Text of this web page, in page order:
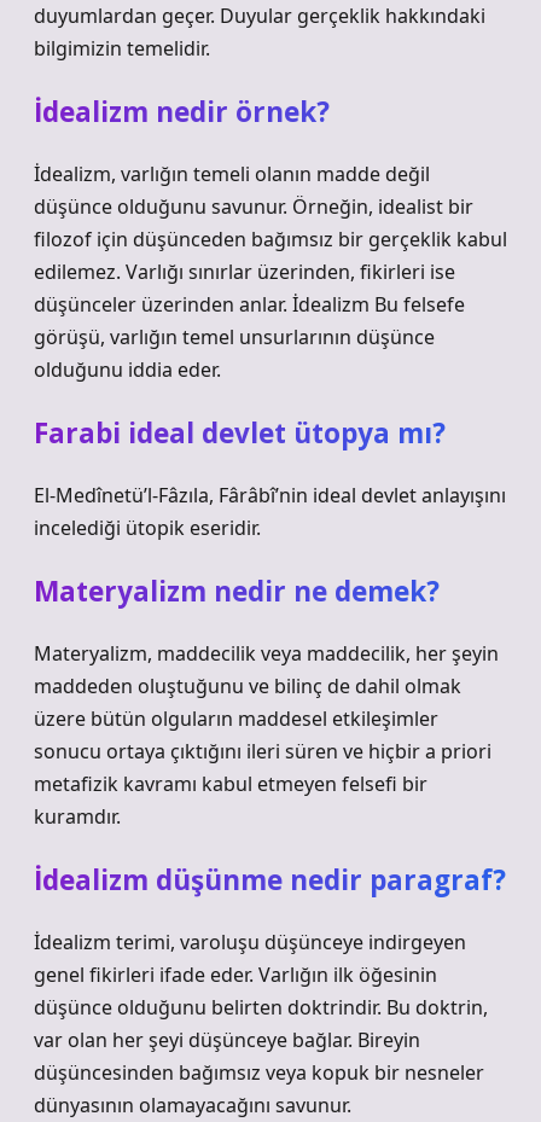
duyumlardan geçer. Duyular gerçeklik hakkındaki
bilgimizin temelidir.
İdealizm nedir örnek?
İdealizm, varlığın temeli olanın madde değil
düşünce olduğunu savunur. Örneğin, idealist bir
filozof için düşünceden bağımsız bir gerçeklik kabul
edilemez. Varlığı sınırlar üzerinden, fikirleri ise
düşünceler üzerinden anlar. İdealizm Bu felsefe
görüşü, varlığın temel unsurlarının düşünce
olduğunu iddia eder.
Farabi ideal devlet ütopya mı?
El-Medînetü’l-Fâzıla, Fârâbî’nin ideal devlet anlayışını
incelediği ütopik eseridir.
Materyalizm nedir ne demek?
Materyalizm, maddecilik veya maddecilik, her şeyin
maddeden oluştuğunu ve bilinç de dahil olmak
üzere bütün olguların maddesel etkileşimler
sonucu ortaya çıktığını ileri süren ve hiçbir a priori
metafizik kavramı kabul etmeyen felsefi bir
kuramdır.
İdealizm düşünme nedir paragraf?
İdealizm terimi, varoluşu düşünceye indirgeyen
genel fikirleri ifade eder. Varlığın ilk öğesinin
düşünce olduğunu belirten doktrindir. Bu doktrin,
var olan her şeyi düşünceye bağlar. Bireyin
düşüncesinden bağımsız veya kopuk bir nesneler
dünyasının olamayacağını savunur.